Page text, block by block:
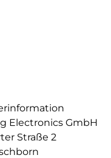
Electronics GmbH
Straße 2